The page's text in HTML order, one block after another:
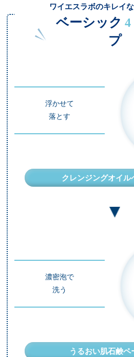
ワイエスラボのキレイ
ベーシック 4
プ
浮かせて
落とす
クレンジングオイル
濃密泡で
洗う
うるおい肌石鹸ペ